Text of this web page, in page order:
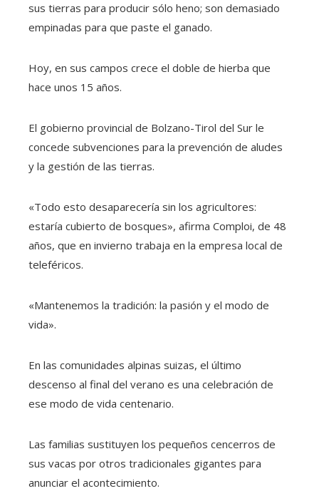
sus tierras para producir sólo heno; son demasiado
empinadas para que paste el ganado.
Hoy, en sus campos crece el doble de hierba que
hace unos 15 años.
El gobierno provincial de Bolzano-Tirol del Sur le
concede subvenciones para la prevención de aludes
y la gestión de las tierras.
«Todo esto desaparecería sin los agricultores:
estaría cubierto de bosques», afirma Comploi, de 48
años, que en invierno trabaja en la empresa local de
teleféricos.
«Mantenemos la tradición: la pasión y el modo de
vida».
En las comunidades alpinas suizas, el último
descenso al final del verano es una celebración de
ese modo de vida centenario.
Las familias sustituyen los pequeños cencerros de
sus vacas por otros tradicionales gigantes para
anunciar el acontecimiento.